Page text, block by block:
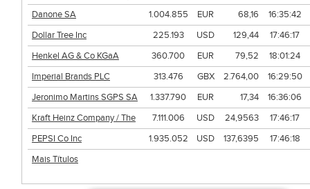
Danone SA
1.004.855 EUR 68,16
16:35:42
Dollar Tree Inc
225.193 USD 129,44
17:46:17
Henkel AG & Co KGaA
360.700 EUR 79,52
18:01:24
Imperial Brands PLC
313.476 GBX 2.764,00
16:29:50
Jeronimo Martins SGPS SA
1.337.790 EUR 17,34
16:36:06
Kraft Heinz Company / The
7.111.006 USD 24,9563
17:46:17
PEPSI Co Inc
1.935.052 USD 137,6395
17:46:18
Mais Títulos